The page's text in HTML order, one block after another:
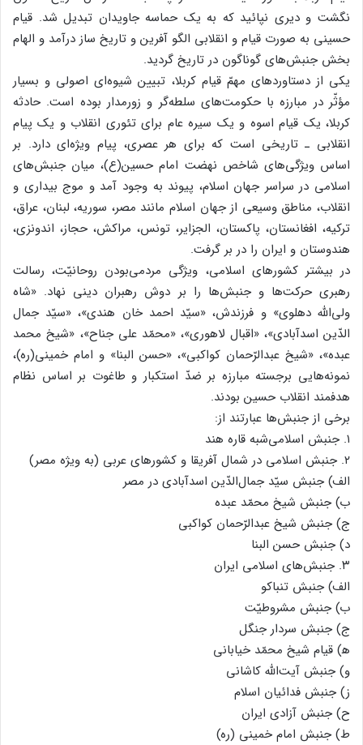
نگشت و دیری نپائید که به یک حماسه جاویدان تبدیل شد. قیام
حسینی به صورت قیام و انقلابی الگو آفرین و تاریخ ساز درآمد و الهام
بخش جنبش‌های گوناگون در تاریخ گردید.
یکی از دستاوردهای مهمّ قیام کربلا، تبیین شیوه‌ای اصولی و بسیار
مؤثّر در مبارزه با حکومت‌های سلطه‌گر و زورمدار بوده است. حادثه
کربلا، یک قیام اسوه و یک سیره عام برای تئوری انقلاب و یک پیام
انقلابی ـ تاریخی است که برای هر عصری، پیام ویژه‌ای دارد. بر
اساس ویژگی‌های شاخص نهضت امام حسین(ع)، میان جنبش‌های
اسلامی در سراسر جهان اسلام، پیوند به وجود آمد و موج بیداری و
انقلاب، مناطق وسیعی از جهان اسلام مانند مصر، سوریه، لبنان، عراق،
ترکیه، افغانستان، پاکستان، الجزایر، تونس، مراکش، حجاز، اندونزی،
هندوستان و ایران را در بر گرفت.
در بیشتر کشورهای اسلامی، ویژگی مردمی‌بودن روحانیّت، رسالت
رهبری حرکت‌ها و جنبش‌ها را بر دوش رهبران دینی نهاد. «شاه
ولی‌الله دهلوی» و فرزندش، «سیّد احمد خان هندی»، «سیّد جمال
الدّین اسدآبادی»، «اقبال لاهوری»، «محمّد علی جناح»، «شیخ محمد
عبده»، «شیخ عبدالرّحمان کواکبی»، «حسن البنا» و امام خمینی(ره)،
نمونه‌هایی برجسته مبارزه بر ضدّ استکبار و طاغوت بر اساس نظام
هدفمند انقلاب حسین بودند.
برخی از جنبش‌ها عبارتند از:
۱. جنبش اسلامی‌شبه قاره هند
۲. جنبش اسلامی در شمال آفریقا و کشورهای عربی (به ویژه مصر)
الف) جنبش سیّد جمال‌الدّین اسدآبادی در مصر
ب) جنبش شیخ محمّد عبده
ج) جنبش شیخ عبدالرّحمان کواکبی
د) جنبش حسن البنا
۳. جنبش‌های اسلامی ایران
الف) جنبش تنباکو
ب) جنبش مشروطیّت
ج) جنبش سردار جنگل
ه‍) قیام شیخ محمّد خیابانی
و) جنبش آیت‌الله کاشانی
ز) جنبش فدائیان اسلام
ح) جنبش آزادی ایران
ط) جنبش امام خمینی (ره)